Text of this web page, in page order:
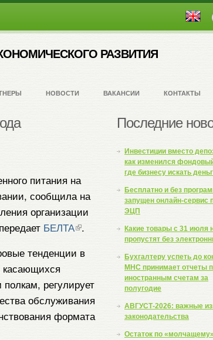
РАЗВИТИЯ
НОВОСТИ ВАКАНСИИ КОНТАКТЫ
Последние
Инвестиции вместо
как изменился
где бизнесу искать
Бесплатно и без
запущен онлайн-сервис
ЭЦП
Какие товары с 31 июля
пропустят без
Бухгалтеру успеть до
МНС принимает отчеты
иностранным счетам за
полугодие
АВГУСТ-2026: важные
законодательства
Остаток по «молчащему»
питания на
сообщила на
организации
БЕЛТА .
тенденции в
касающихся
регулирует
обслуживания
формата